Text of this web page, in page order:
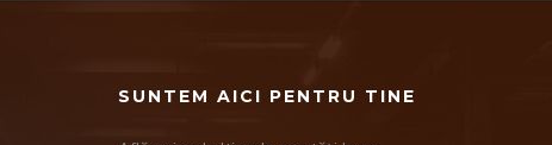
SUNTEM AICI PENTRU TINE